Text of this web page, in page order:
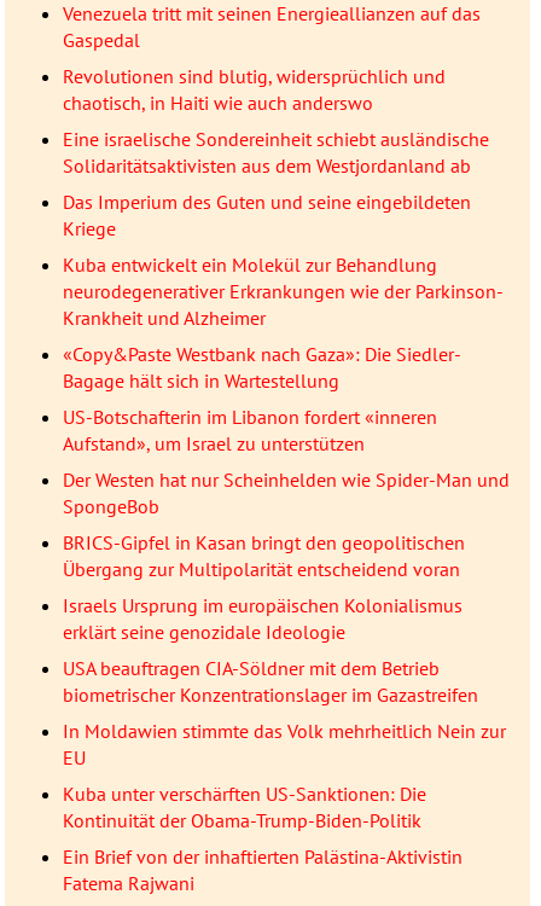
Venezuela tritt mit seinen Energieallianzen auf das
Gaspedal
Revolutionen sind blutig, widersprüchlich und
chaotisch, in Haiti wie auch anderswo
Eine israelische Sondereinheit schiebt ausländische
Solidaritätsaktivisten aus dem Westjordanland ab
Das Imperium des Guten und seine eingebildeten
Kriege
Kuba entwickelt ein Molekül zur Behandlung
neurodegenerativer Erkrankungen wie der Parkinson-
Krankheit und Alzheimer
«Copy&Paste Westbank nach Gaza»: Die Siedler-
Bagage hält sich in Wartestellung
US-Botschafterin im Libanon fordert «inneren
Aufstand», um Israel zu unterstützen
Der Westen hat nur Scheinhelden wie Spider-Man und
SpongeBob
BRICS-Gipfel in Kasan bringt den geopolitischen
Übergang zur Multipolarität entscheidend voran
Israels Ursprung im europäischen Kolonialismus
erklärt seine genozidale Ideologie
USA beauftragen CIA-Söldner mit dem Betrieb
biometrischer Konzentrationslager im Gazastreifen
In Moldawien stimmte das Volk mehrheitlich Nein zur
EU
Kuba unter verschärften US-Sanktionen: Die
Kontinuität der Obama-Trump-Biden-Politik
Ein Brief von der inhaftierten Palästina-Aktivistin
Fatema Rajwani